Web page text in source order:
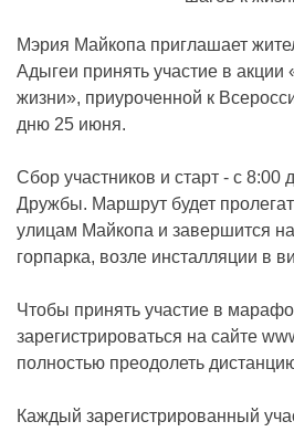
Мэрия Майкопа приглашает
Адыгеи принять участие в акции
жизни», приуроченной к
дню 25 июня.
Сбор участников и старт - с 8:00
Дружбы. Маршрут будет
улицам Майкопа и завершится
горпарка, возле инсталляции в
Чтобы принять участие в
зарегистрироваться на сайте
полностью преодолеть
Каждый зарегистрированный